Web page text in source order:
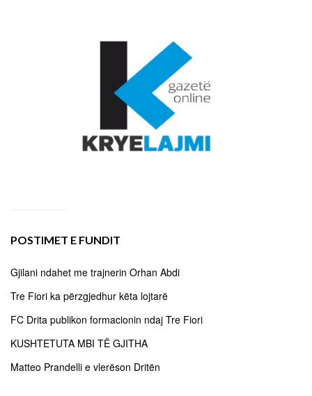
POSTIMET E FUNDIT
Gjilani ndahet me trajnerin Orhan Abdi
Tre Fiori ka përzgjedhur këta lojtarë
FC Drita publikon formacionin ndaj Tre Fiori
KUSHTETUTA MBI TË GJITHA
Matteo Prandelli e vlerëson Dritën